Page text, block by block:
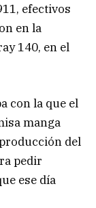
efectivos
en la
140, en el
con la que el
manga
del
pedir
ese día